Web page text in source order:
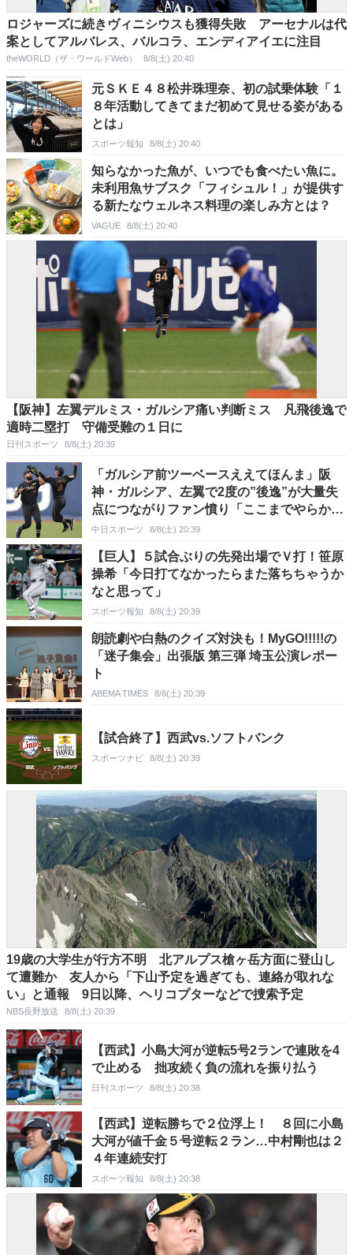
ロジャーズに続きヴィニシウスも獲得失敗 アーセナルは代
案としてアルバレス、バルコラ、エンディアイエに注目
theWORLD（ザ・ワールドWeb） 8/8(土) 20:40
元ＳＫＥ４８松井珠理奈、初の試乗体験「１
８年活動してきてまだ初めて見せる姿がある
とは」
スポーツ報知 8/8(土) 20:40
知らなかった魚が、いつでも食べたい魚に。
未利用魚サブスク「フィシュル！」が提供す
る新たなウェルネス料理の楽しみ方とは？
VAGUE 8/8(土) 20:40
【阪神】左翼デルミス・ガルシア痛い判断ミス 凡飛後逸で
適時二塁打 守備受難の１日に
日刊スポーツ 8/8(土) 20:39
「ガルシア前ツーベースええてほんま」阪
神・ガルシア、左翼で2度の”後逸”が大量失
点につながりファン憤り「ここまでやらかさ
れると…」「メインの守備どこなの？」
中日スポーツ 8/8(土) 20:39
【巨人】５試合ぶりの先発出場でＶ打！笹原
操希「今日打てなかったらまた落ちちゃうか
なと思って」
スポーツ報知 8/8(土) 20:39
朗読劇や白熱のクイズ対決も！MyGO!!!!!の
「迷子集会」出張版 第三弾 埼玉公演レポー
ト
ABEMA TIMES 8/8(土) 20:39
【試合終了】西武vs.ソフトバンク
スポーツナビ 8/8(土) 20:39
19歳の大学生が行方不明 北アルプス槍ヶ岳方面に登山し
て遭難か 友人から「下山予定を過ぎても、連絡が取れな
い」と通報 9日以降、ヘリコプターなどで捜索予定
NBS長野放送 8/8(土) 20:39
【西武】小島大河が逆転5号2ランで連敗を4
で止める 拙攻続く負の流れを振り払う
日刊スポーツ 8/8(土) 20:38
【西武】逆転勝ちで２位浮上！ ８回に小島
大河が値千金５号逆転２ラン…中村剛也は２
４年連続安打
スポーツ報知 8/8(土) 20:38